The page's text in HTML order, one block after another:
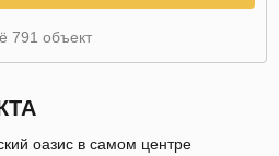
791 объект
оазис в самом центре